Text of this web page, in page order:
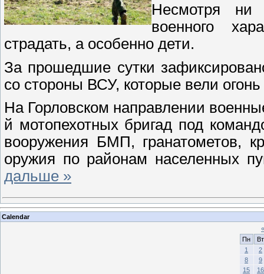
Несмотря ни
военного
страдать, а особенно дети.
За прошедшие сутки
со стороны ВСУ, которые вели
На Горловском направлении
й мотопехотных бригад под
вооружения БМП, гранатометов,
оружия по районам населенных
дальше »
Calendar
«
Пн
Вт
1
2
8
9
15
16